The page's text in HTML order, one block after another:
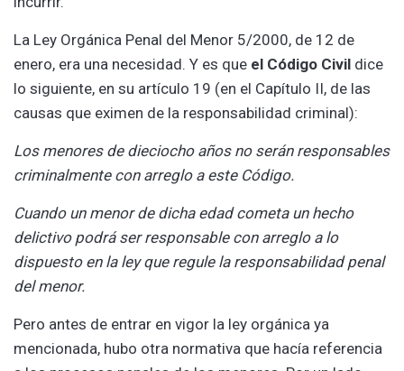
La Ley Orgánica Penal del Menor 5/2000, de 12 de
enero, era una necesidad. Y es que el Código Civil dice
lo siguiente, en su artículo 19 (en el Capítulo II, de las
causas que eximen de la responsabilidad criminal):
Los menores de dieciocho años no serán responsables
criminalmente con arreglo a este Código.
Cuando un menor de dicha edad cometa un hecho
delictivo podrá ser responsable con arreglo a lo
dispuesto en la ley que regule la responsabilidad penal
del menor.
Pero antes de entrar en vigor la ley orgánica ya
mencionada, hubo otra normativa que hacía referencia